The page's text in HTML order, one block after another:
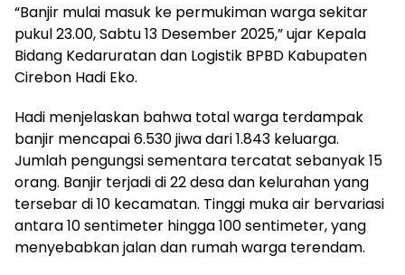
“Banjir mulai masuk ke permukiman warga sekitar
pukul 23.00, Sabtu 13 Desember 2025,” ujar Kepala
Bidang Kedaruratan dan Logistik BPBD Kabupaten
Cirebon Hadi Eko.
Hadi menjelaskan bahwa total warga terdampak
banjir mencapai 6.530 jiwa dari 1.843 keluarga.
Jumlah pengungsi sementara tercatat sebanyak 15
orang. Banjir terjadi di 22 desa dan kelurahan yang
tersebar di 10 kecamatan. Tinggi muka air bervariasi
antara 10 sentimeter hingga 100 sentimeter, yang
menyebabkan jalan dan rumah warga terendam.